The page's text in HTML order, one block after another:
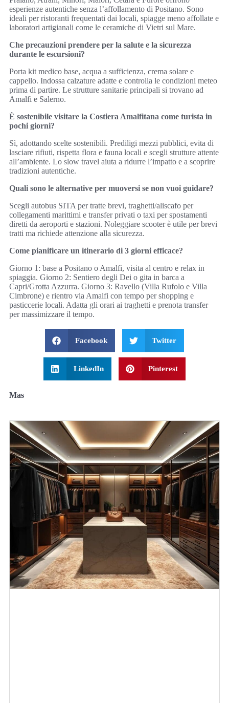
esperienze autentiche senza l’affollamento di Positano. Sono
ideali per ristoranti frequentati dai locali, spiagge meno affollate e
laboratori artigianali come le ceramiche di Vietri sul Mare.
Che precauzioni prendere per la salute e la sicurezza
durante le escursioni?
Porta kit medico base, acqua a sufficienza, crema solare e
cappello. Indossa calzature adatte e controlla le condizioni meteo
prima di partire. Le strutture sanitarie principali si trovano ad
Amalfi e Salerno.
È sostenibile visitare la Costiera Amalfitana come turista in
pochi giorni?
Sì, adottando scelte sostenibili. Prediligi mezzi pubblici, evita di
lasciare rifiuti, rispetta flora e fauna locali e scegli strutture attente
all’ambiente. Lo slow travel aiuta a ridurre l’impatto e a scoprire
tradizioni autentiche.
Quali sono le alternative per muoversi se non vuoi guidare?
Scegli autobus SITA per tratte brevi, traghetti/aliscafo per
collegamenti marittimi e transfer privati o taxi per spostamenti
diretti da aeroporti e stazioni. Noleggiare scooter è utile per brevi
tratti ma richiede attenzione alla sicurezza.
Come pianificare un itinerario di 3 giorni efficace?
Giorno 1: base a Positano o Amalfi, visita al centro e relax in
spiaggia. Giorno 2: Sentiero degli Dei o gita in barca a
Capri/Grotta Azzurra. Giorno 3: Ravello (Villa Rufolo e Villa
Cimbrone) e rientro via Amalfi con tempo per shopping e
pasticcerie locali. Adatta gli orari ai traghetti e prenota transfer
per massimizzare il tempo.
Facebook Twitter
LinkedIn Pinterest
Mas